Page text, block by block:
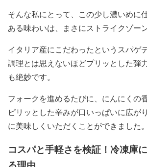
そんな私にとって、この少し濃いめに
ある味わいは、まさにストライクゾー
イタリア産にこだわったというスパゲ
調理とは思えないほどプリッとした弾
も絶妙です。
フォークを進めるたびに、にんにくの
ピリッとした辛みが口いっぱいに広が
に美味しくいただくことができました。
コスパと手軽さを検証！冷凍庫